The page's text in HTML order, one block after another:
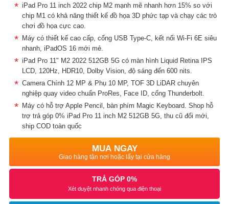
iPad Pro 11 inch 2022 chip M2 mạnh mẽ nhanh hơn 15% so với
chip M1 có khả năng thiết kế đồ họa 3D phức tạp và chạy các trò
chơi đồ họa cực cao.
Máy có thiết kế cao cấp, cổng USB Type-C, kết nối Wi-Fi 6E siêu
nhanh, iPadOS 16 mới mẻ.
iPad Pro 11" M2 2022 512GB 5G có màn hình Liquid Retina IPS
LCD, 120Hz, HDR10, Dolby Vision, độ sáng đến 600 nits.
Camera Chính 12 MP & Phụ 10 MP, TOF 3D LiDAR chuyên
nghiệp quay video chuẩn ProRes, Face ID, cổng Thunderbolt.
Máy có hỗ trợ Apple Pencil, bàn phím Magic Keyboard. Shop hỗ
trợ trả góp 0% iPad Pro 11 inch M2 512GB 5G, thu cũ đổi mới,
ship COD toàn quốc
MUA NGAY
Giao hàng tận nơi hoặc lấy tại cửa hàng
TRẢ GÓP 0%
Xét duyệt nhanh chóng qua điện thoại